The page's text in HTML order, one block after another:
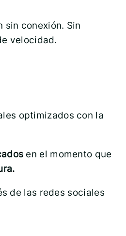
conexión. Sin
velocidad.
optimizados con la
en el momento que
de las redes sociales